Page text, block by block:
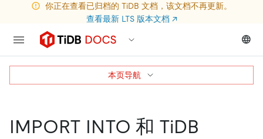
你正在查看已归档的 TiDB 文档，该文档不再更新。
查看最新 LTS 版本文档 ↗
IMPORT INTO 和 TiDB
本页导航